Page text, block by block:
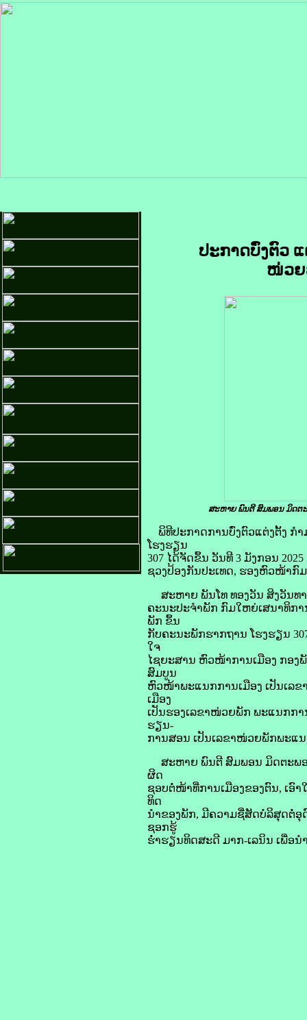
ປະກາດບົ່ງຕົວ
ໜ່ວຍ
ສະຫາຍ ພົນຕີ ສົມພອນ ມິດຕ
ພິທີປະກາດການບົ່ງຕົວແຕ່ງຕັ້ງ ກໍ
ໂຮງຮຽນ
307 ໄດ້ຈັດຂຶ້ນ ວັນທີ 3 ມັງກອນ
ຊວງປ້ອງກັນປະເທດ, ຮອງຫົວໜ້າກົ
ສະຫາຍ ພັນໂທ ທອງວັນ ສິງວັນທ
ຄະນະປະຈໍາພັກ ກົມໃຫຍ່ເສນາທິກ
ພັກ ຂຶ້ນ
ກັບຄະນະພັກຮາກຖານ ໂຮງຮຽນ
ໃຈ
ໄຊຍະສານ ຫົວໜ້າການເມືອງ ກອງ
ສົມບູນ
ຫົວໜ້າພະແນກການເມືອງ ເປັນເລ
ເມືອງ
ເປັນຮອງເລຂາໜ່ວຍພັກ ພະແນກກ
ຮຽນ-
ການສອນ ເປັນເລຂາໜ່ວຍພັກພະແ
ສະຫາຍ ພົນຕີ ສົມພອນ ມິດຕະພອ
ຜິດ
ຊອບຕໍ່ໜ້າທີ່ການເມືອງຂອງຕົນ, ເອົ
ທິດ
ນໍາຂອງພັກ, ມີຄວາມຊື່ສັດບໍລິສຸດຕໍ່
ຊອກຮູ້
ຮໍ່າຮຽນທິດສະດີ ມາກ-ເລນິນ ເພື່ອ